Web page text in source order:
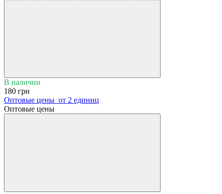
В наличии
180 грн
Оптовые цены от 2 единиц
Оптовые цены